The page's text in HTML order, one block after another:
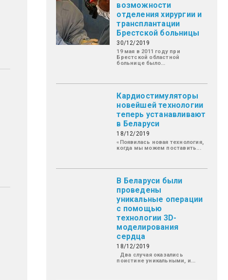
возможности
отделения хирургии и
трансплантации
Брестской больницы
30/12/2019
19 мая в 2011 году при
Брестской областной
больнице было...
Кардиостимуляторы
новейшей технологии
теперь устанавливают
в Беларуси
18/12/2019
«Появилась новая технология,
когда мы можем поставить...
В Беларуси были
проведены
уникальные операции
с помощью
технологии 3D-
моделирования
сердца
18/12/2019
Два случая оказались
поистине уникальными, и...